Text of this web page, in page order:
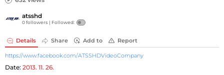
atsshd
0 followers | Followed:
Details Share Add to Report
https://www.facebook.com/ATSSHDVideoCompany
Date: 2013. 11. 26.